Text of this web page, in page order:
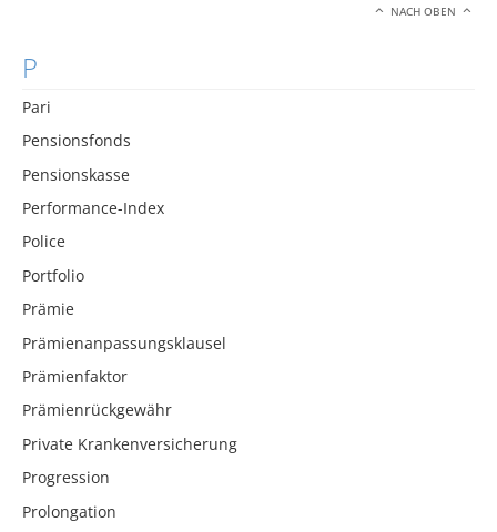
NACH OBEN
P
Pari
Pensionsfonds
Pensionskasse
Performance-Index
Police
Portfolio
Prämie
Prämienanpassungsklausel
Prämienfaktor
Prämienrückgewähr
Private Krankenversicherung
Progression
Prolongation